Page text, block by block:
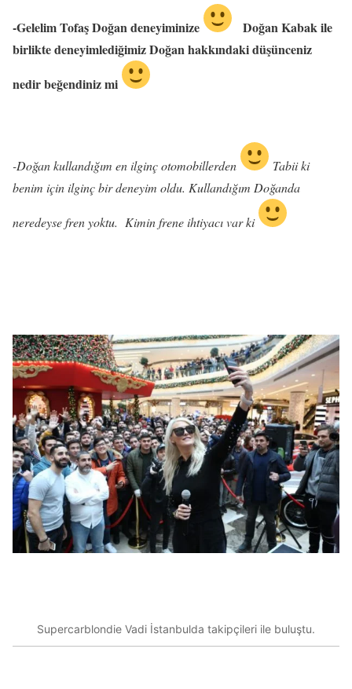
-Gelelim Tofaş Doğan deneyiminize
Doğan Kabak ile
birlikte deneyimlediğimiz Doğan hakkındaki düşünceniz
nedir beğendiniz mi
-Doğan kullandığım en ilginç otomobillerden
Tabii ki
benim için ilginç bir deneyim oldu. Kullandığım Doğanda
neredeyse fren yoktu. Kimin frene ihtiyacı var ki
Supercarblondie Vadi İstanbulda takipçileri ile buluştu.